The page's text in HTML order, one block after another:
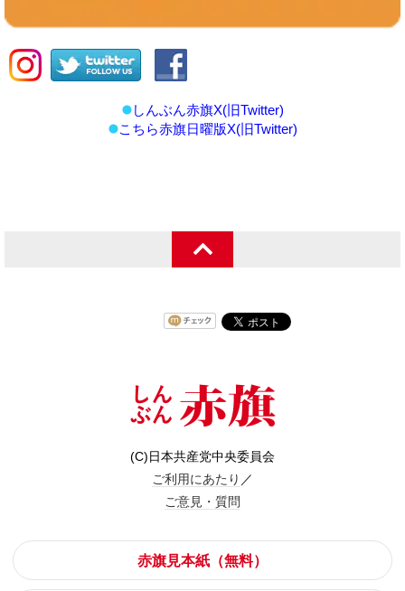
しんぶん赤旗X(旧Twitter)
こちら赤旗日曜版X(旧Twitter)
(C)日本共産党中央委員会
ご利用にあたり ／
ご意見・質問
赤旗見本紙（無料）